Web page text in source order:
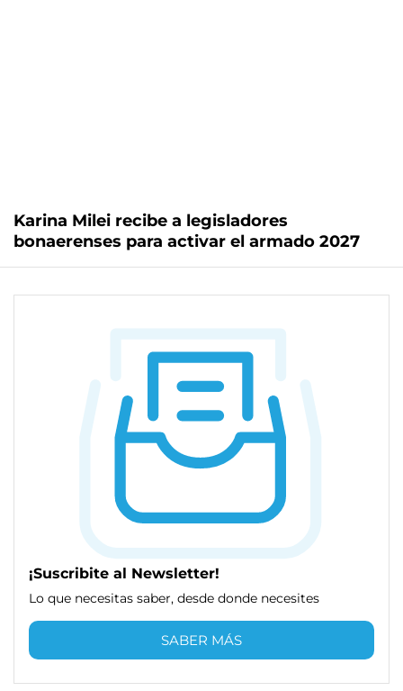
Karina Milei recibe a legisladores
bonaerenses para activar el armado 2027
¡Suscribite al Newsletter!
Lo que necesitas saber, desde donde necesites
SABER MÁS